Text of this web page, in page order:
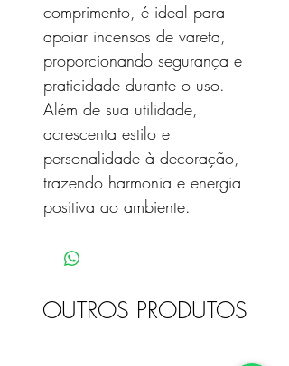
comprimento, é ideal para
apoiar incensos de vareta,
proporcionando segurança e
praticidade durante o uso.
Além de sua utilidade,
acrescenta estilo e
personalidade à decoração,
trazendo harmonia e energia
positiva ao ambiente.
OUTROS PRODUTOS